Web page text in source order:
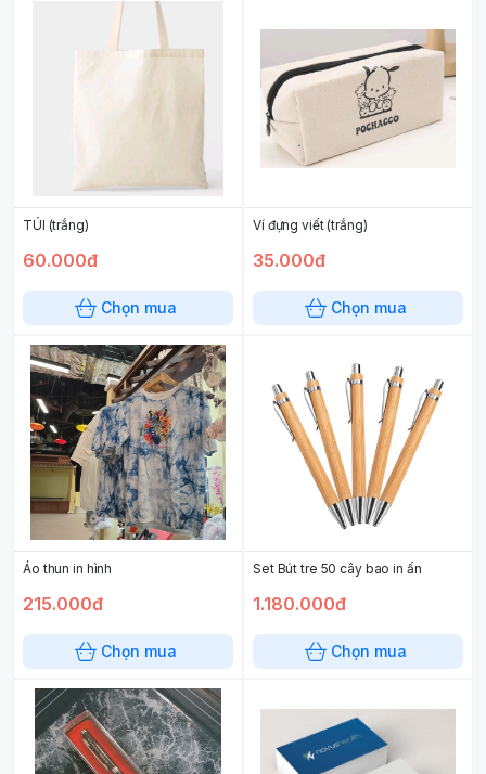
TÚI (trắng)
60.000đ
Chọn mua
Ví đựng viết (trắng)
35.000đ
Chọn mua
Áo thun in hình
215.000đ
Chọn mua
Set Bút tre 50 cây bao in ấn
1.180.000đ
Chọn mua